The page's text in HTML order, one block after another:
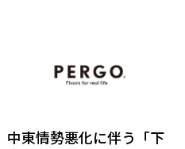
中東情勢悪化に伴う「下